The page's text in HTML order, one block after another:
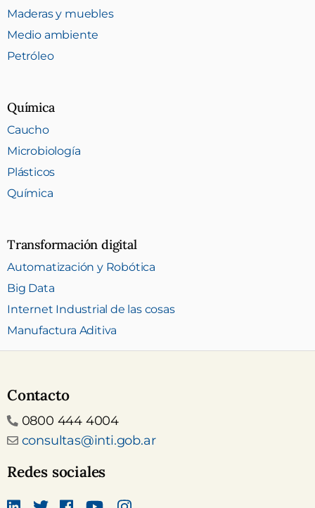
Maderas y muebles
Medio ambiente
Petróleo
Química
Caucho
Microbiología
Plásticos
Química
Transformación digital
Automatización y Robótica
Big Data
Internet Industrial de las cosas
Manufactura Aditiva
Contacto
Teléfono
0800 444 4004
Email
consultas@inti.gob.ar
Redes sociales